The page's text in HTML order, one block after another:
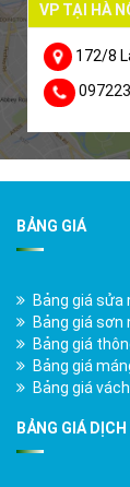
VP TẠI HÀ
172/8
BẢNG GIÁ
Bảng giá sửa
Bảng giá sơn
Bảng giá
Bảng giá
Bảng giá
BẢNG GIÁ DỊCH